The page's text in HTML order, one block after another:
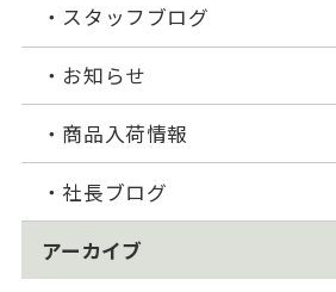
スタッフブログ
お知らせ
商品入荷情報
社長ブログ
アーカイブ